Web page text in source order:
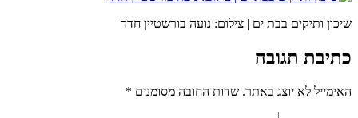
שיכון ותיקים בבת ים | צילום: נועה בורשטיין חדד
כתיבת תגובה
האימייל לא יוצג באתר. שדות החובה מסומנים *